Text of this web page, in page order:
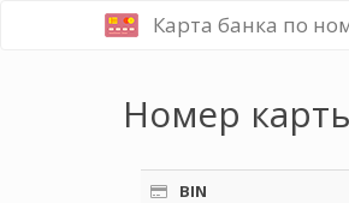
Карта банка по
Номер
BIN